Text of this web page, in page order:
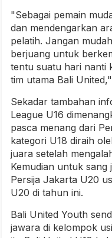
"Sebagai pemain
dan mendengarkan
pelatih. Jangan
berjuang untuk
tentu suatu hari nanti
tim utama Bali
Sekadar tambahan
League U16
pasca menang dari
kategori U18 diraih
juara setelah
Kemudian untuk
Persija Jakarta U20
U20 di tahun ini.
Bali United Youth
jawara di kelompok